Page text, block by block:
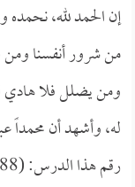
إن الحمد لله، نحمده
من شرور أنفسنا ومن
ومن يضلل فلا هادي
له، وأشهد أن محمداً